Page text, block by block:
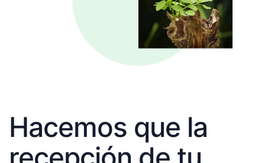
Hacemos que la